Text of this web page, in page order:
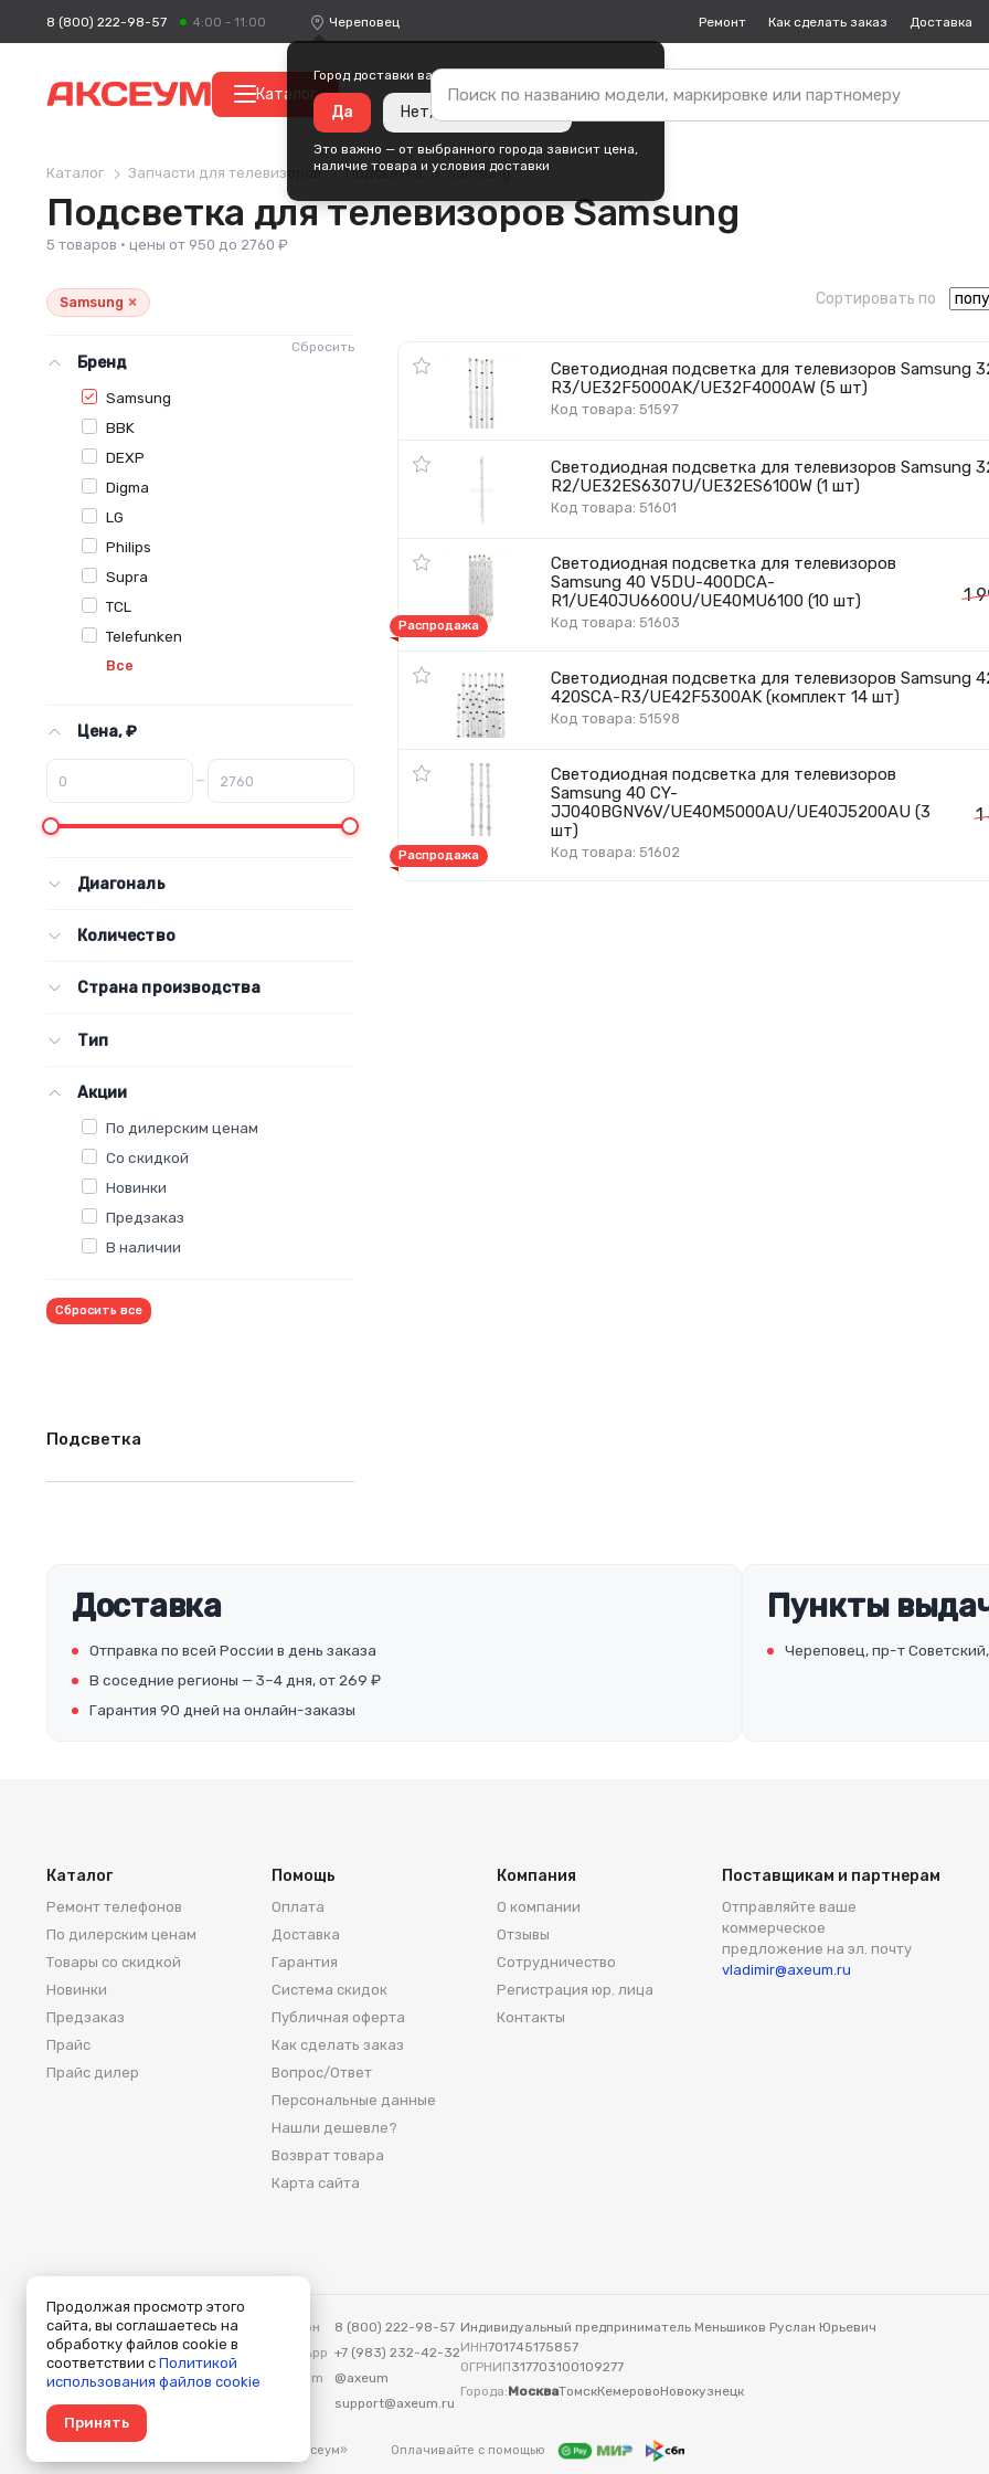
8 (800) 222-98-57 4:00 - 11:00 Череповец
Город доставки ваших покупок —
Да Нет, изменить город
Это важно — от выбранного города зависит цена,
наличие товара и условия доставки
Ремонт Как сделать заказ Доставка
Каталог
Каталог Запчасти для телевизоров Подсветка Samsung
Подсветка для телевизоров Samsung
5 товаров · цены от 950 до 2760 ₽
Samsung ×
Сбросить
Бренд
Samsung
BBK
DEXP
Digma
LG
Philips
Supra
TCL
Telefunken
Все
Цена, ₽
–
Диагональ
Количество
Страна производства
Тип
Акции
По дилерским ценам
Со скидкой
Новинки
Предзаказ
В наличии
Сбросить все
Подсветка
Сортировать по
Светодиодная подсветка для телевизоров Samsung
R3/UE32F5000AK/UE32F4000AW (5 шт)
Код товара: 51597
Светодиодная подсветка для телевизоров Samsung
R2/UE32ES6307U/UE32ES6100W (1 шт)
Код товара: 51601
Светодиодная подсветка для телевизоров
Samsung 40 V5DU-400DCA-
R1/UE40JU6600U/UE40MU6100 (10 шт)
Код товара: 51603
Распродажа
1
Светодиодная подсветка для телевизоров Samsung
420SCA-R3/UE42F5300AK (комплект 14 шт)
Код товара: 51598
Светодиодная подсветка для телевизоров
Samsung 40 CY-
JJ040BGNV6V/UE40M5000AU/UE40J5200AU (3
шт)
Код товара: 51602
Распродажа
Доставка
Отправка по всей России в день заказа
В соседние регионы — 3–4 дня, от 269 ₽
Гарантия 90 дней на онлайн-заказы
Пункты
Череповец, пр-т
Каталог
Ремонт телефонов
По дилерским ценам
Товары со скидкой
Новинки
Предзаказ
Прайс
Прайс дилер
Помощь
Оплата
Доставка
Гарантия
Система скидок
Публичная оферта
Как сделать заказ
Вопрос/Ответ
Персональные данные
Нашли дешевле?
Возврат товара
Карта сайта
Компания
О компании
Отзывы
Сотрудничество
Регистрация юр. лица
Контакты
Поставщикам и партнерам
Отправляйте ваше
коммерческое
предложение на эл. почту
vladimir@axeum.ru
Аксеум — Москва
115419, Москва, ул. Вавилова, д. 3
Телефон
8 (800) 222-98-57
WhatsApp +7 (983) 232-42-32
Telegram
@axeum
support@axeum.ru
Индивидуальный предприниматель Меньшиков Руслан Юрьевич
ИНН701745175857
ОГРНИП317703100109277
Города:МоскваТомскКемеровоНовокузнецк
© 2009-2026 «Аксеум» Оплачивайте с помощью
Продолжая просмотр этого
сайта, вы соглашаетесь на
обработку файлов cookie в
соответствии сПолитикой
использования файлов cookie
Принять